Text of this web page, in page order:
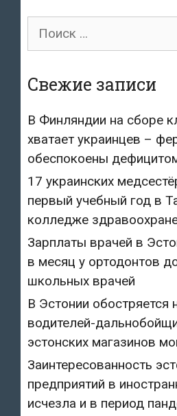
Поиск
Свежие записи
В Финляндии на сборе
хватает украинцев –
обеспокоены
17 украинских
первый учебный год в
колледже
Зарплаты врачей в
в месяц у ортодонтов
школьных врачей
В Эстонии обостряется
водителей-
эстонских магазинов
Заинтересованность
предприятий в
исчезла и в период